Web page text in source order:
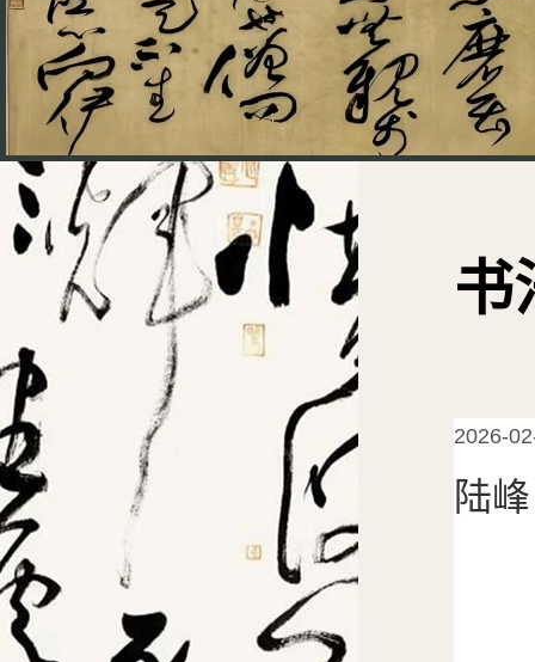
书
2026-
陆峰